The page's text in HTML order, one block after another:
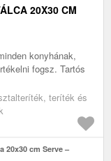
20X30 CM
konyhának,
fogsz. Tartós
teríték és
20x30 cm Serve –